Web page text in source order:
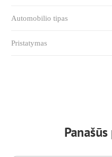
Automobilio tipas
Pristatymas